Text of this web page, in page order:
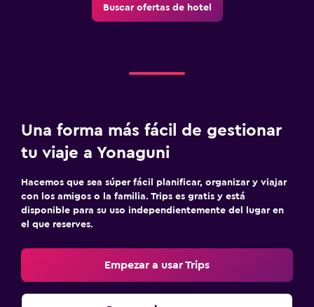
Buscar ofertas de hotel
Una forma más fácil de gestionar
tu viaje a Yonaguni
Hacemos que sea súper fácil planificar, organizar y viajar
con los amigos o la familia. Trips es gratis y está
disponible para su uso independientemente del lugar en
el que reserves.
Empezar a usar Trips